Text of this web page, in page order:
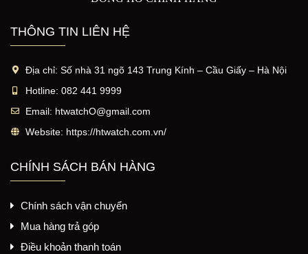
THÔNG TIN LIÊN HỆ
Địa chỉ: Số nhà 31 ngõ 143 Trung Kính – Cầu Giấy – Hà Nội
Hotline: 082 441 9999
Email: htwatchO@gmail.com
Website: https://htwatch.com.vn/
CHÍNH SÁCH BÁN HÀNG
Chính sách vận chuyển
Mua hàng trả góp
Điều khoản thanh toán